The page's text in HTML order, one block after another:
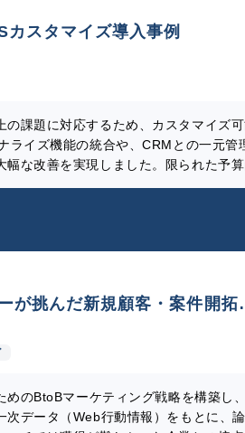
スタマイズ導入事例
課題に対応するため、カスタマイズ
ライズ機能の統合や、CRMとの一元管
な改善を実現しました。限られた予算
が挑んだ新規顧客・案件開拓
のBtoBマーケティング戦略を構築し
データ（Web行動情報）をもとに、